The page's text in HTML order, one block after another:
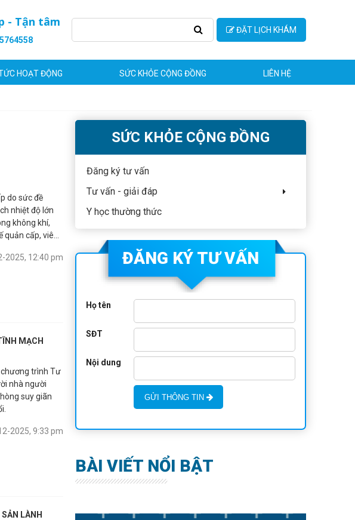
- Tận tâm
ĐẶT LỊCH KHÁM
HOẠT ĐỘNG SỨC KHỎE CỘNG ĐỒNG LIÊN HỆ
do sức đề
nhiệt độ lớn
không khí,
cấp, viêm
mạn tính.
2025, 12:40 pm
MẠCH
trình Tư
nhà người
suy giãn
2025, 9:33 pm
LÀNH
SỨC KHỎE CỘNG ĐỒNG
Đăng ký tư vấn
Tư vấn - giải đáp
Y học thường thức
ĐĂNG KÝ TƯ VẤN
Họ tên
SĐT
Nội dung
GỬI THÔNG TIN
BÀI VIẾT NỔI BẬT